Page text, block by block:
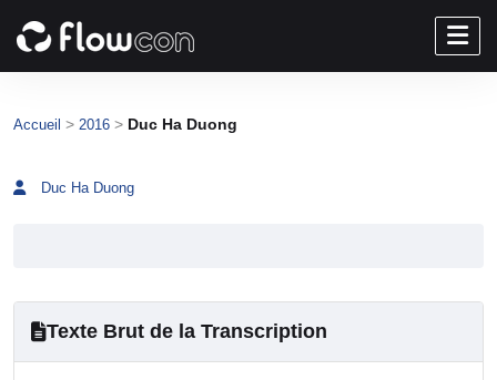
Accueil > 2016 > Duc Ha Duong
Duc Ha Duong
Texte Brut de la Transcription